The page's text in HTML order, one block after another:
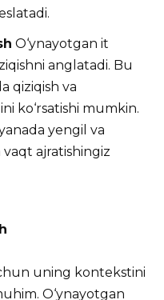
O‘ynayotgan it
anglatadi. Bu
qiziqish va
ko‘rsatishi mumkin.
yengil va
ajratishingiz
uning kontekstini
O‘ynayotgan